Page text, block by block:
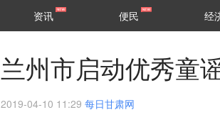
区县
资讯 便民 经
兰州市启动优秀童
2019-04-10 11:29 每日甘肃网